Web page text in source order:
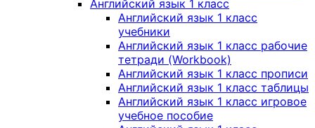
Английский язык 1 класс
Английский язык 1 класс
учебники
Английский язык 1 класс рабочие
тетради (Workbook)
Английский язык 1 класс прописи
Английский язык 1 класс таблицы
Английский язык 1 класс игровое
учебное пособие